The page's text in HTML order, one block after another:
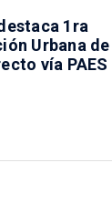
1ra
Urbana de
vía PAES